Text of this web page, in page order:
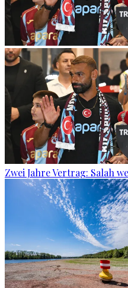
Zwei Jahre Vertrag: Salah